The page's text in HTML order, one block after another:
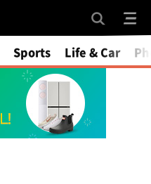
Mute
Sports Life & Car